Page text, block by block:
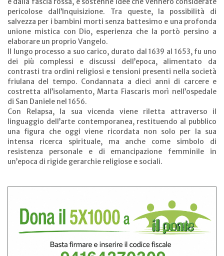
pericolose dall’Inquisizione. Tra queste, la possibilità di
salvezza per i bambini morti senza battesimo e una profonda
unione mistica con Dio, esperienza che la portò persino a
elaborare un proprio Vangelo.
Il lungo processo a suo carico, durato dal 1639 al 1653, fu uno
dei più complessi e discussi dell’epoca, alimentato da
contrasti tra ordini religiosi e tensioni presenti nella società
friulana del tempo. Condannata a dieci anni di carcere e
costretta all’isolamento, Marta Fiascaris morì nell’ospedale
di San Daniele nel 1656.
Con Relapsa, la sua vicenda viene riletta attraverso il
linguaggio dell’arte contemporanea, restituendo al pubblico
una figura che oggi viene ricordata non solo per la sua
intensa ricerca spirituale, ma anche come simbolo di
resistenza personale e di emancipazione femminile in
un’epoca di rigide gerarchie religiose e sociali.